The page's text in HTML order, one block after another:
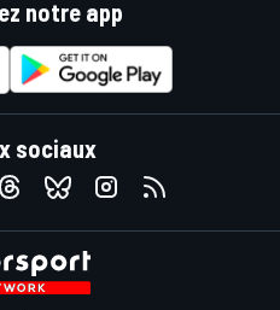
notre app
sociaux